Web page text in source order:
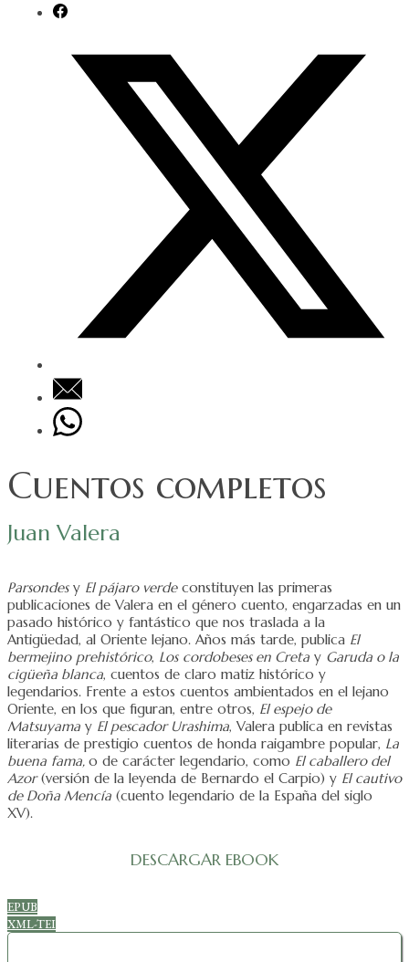
Cuentos completos
Juan Valera
Parsondesy El pájaro verdeconstituyen las primeras
publicaciones de Valera en el género cuento, engarzadas en un
pasado histórico y fantástico que nos traslada a la
Antigüedad, al Oriente lejano. Años más tarde, publica El
bermejino prehistórico, Los cordobeses en Creta y Garuda o la
cigüeña blanca, cuentos de claro matiz histórico y
legendarios. Frente a estos cuentos ambientados en el lejano
Oriente, en los que figuran, entre otros, El espejo de
Matsuyama y El pescador Urashima, Valera publica en revistas
literarias de prestigio cuentos de honda raigambre popular, La
buena fama, o de carácter legendario, como El caballero del
Azor(versión de la leyenda de Bernardo el Carpio) y El cautivo
de Doña Mencía (cuento legendario de la España del siglo
XV).
DESCARGAR EBOOK
EPUB
XML-TEI